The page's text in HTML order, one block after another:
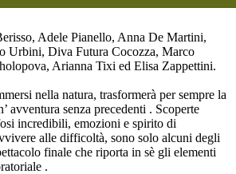
Adele Pianello, Anna De Martini,
Urbini, Diva Futura Cocozza, Marco
Arianna Tixi ed Elisa Zappettini.
nella natura, trasformerà per sempre la
avventura senza precedenti . Scoperte
incredibili, emozioni e spirito di
alle difficoltà, sono solo alcuni degli
finale che riporta in sè gli elementi
.